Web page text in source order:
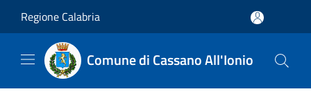
Regione Calabria
Comune di Cassano All'Ionio